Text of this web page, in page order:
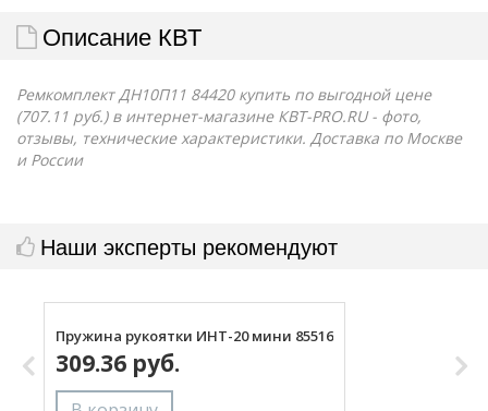
Описание КВТ
Ремкомплект ДН10П11 84420 купить по выгодной цене
(707.11 руб.) в интернет-магазине КВТ-PRO.RU - фото,
отзывы, технические характеристики. Доставка по Москве
и России
Наши эксперты рекомендуют
Пружина рукоятки ИНТ-20 мини 85516
309.36 руб.